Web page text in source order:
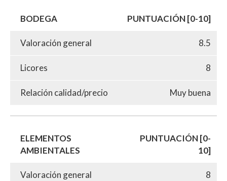
BODEGA PUNTUACIÓN [0-10]
Valoración general 8.5
Licores 8
Relación calidad/precio Muy buena
ELEMENTOS
AMBIENTALES
PUNTUACIÓN [0-
10]
Valoración general 8